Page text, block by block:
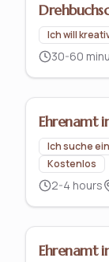
Ich will
30-60
Ehrenamt
Ich suche
Kostenlos
2-4 hours
Ehrenamt